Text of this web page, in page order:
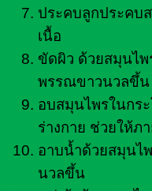
ประคบลูกประคบ
เนื้อ
ขัดผิว ด้วยสมุนไพ
พรรณขาวนวลขึ้น
อบสมุนไพรในกร
ร่างกาย ช่วยให้ภ
อาบน้ำด้วยสมุนไ
นวลขึ้น